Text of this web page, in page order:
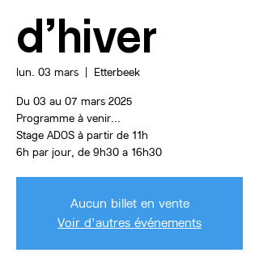
d'hiver
lun. 03 mars Etterbeek
Du 03 au 07 mars 2025
Programme à venir...
Stage ADOS à partir de 11h
6h par jour, de 9h30 a 16h30
Aucun billet en vente
Voir d'autres événements